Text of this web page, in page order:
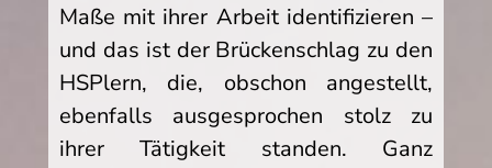
Maße mit ihrer Arbeit identifizieren –
und das ist der Brückenschlag zu den
HSPlern, die, obschon angestellt,
ebenfalls ausgesprochen stolz zu
ihrer Tätigkeit standen. Ganz